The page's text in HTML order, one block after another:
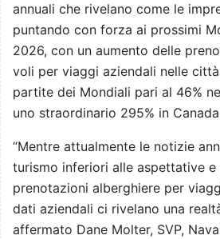
annuali che rivelano come le
puntando con forza ai prossimi
2026, con un aumento delle
voli per viaggi aziendali nelle
partite dei Mondiali pari al 46%
uno straordinario 295% in
“Mentre attualmente le notizie
turismo inferiori alle aspettative e
prenotazioni alberghiere per
dati aziendali ci rivelano una
affermato Dane Molter, SVP,